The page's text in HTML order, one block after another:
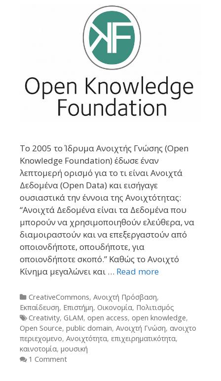
Το 2005 το Ίδρυμα Ανοιχτής Γνώσης (Open
Knowledge Foundation) έδωσε έναν
λεπτομερή ορισμό για το τι είναι Ανοιχτά
Δεδομένα (Open Data) και εισήγαγε
ουσιαστικά την έννοια της Ανοιχτότητας:
“Ανοιχτά Δεδομένα είναι τα Δεδομένα που
μπορούν να χρησιμοποιηθούν ελεύθερα, να
διαμοιραστούν και να επεξεργαστούν από
οποιονδήποτε, οπουδήποτε, για
οποιονδήποτε σκοπό.” Καθώς το Ανοιχτό
Κίνημα μεγαλώνει και … Read more
Categories
CreativeCommons, Ανοιχτή Πρόσβαση,
Εκπαίδευση, Επιστήμη, Οικονομία, Πολιτισμός
Tags
Creativity, GLAM, open access, open knowledge,
Open Source, public domain, Ανοιχτή Γνώση, ανοιχτο
περιεχομενο, Ανοιχτότητα, επιχειρηματικότητα,
καινοτομία, μουσική
1 Comment